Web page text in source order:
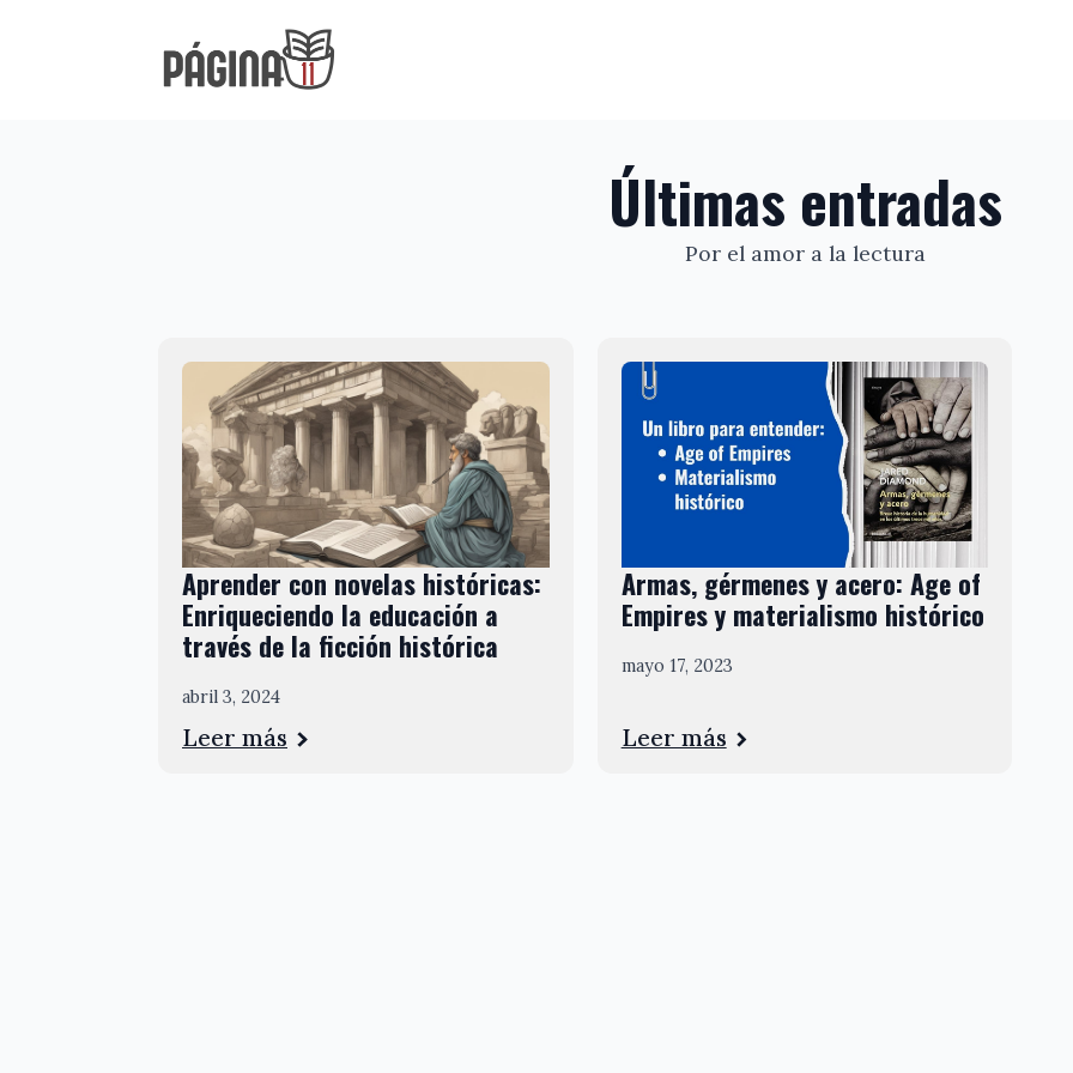
Últimas entradas
Por el amor a la lectura
Aprender con novelas históricas:
Enriqueciendo la educación a
través de la ficción histórica
abril 3, 2024
Leer más
Armas, gérmenes y acero: Age of
Empires y materialismo histórico
mayo 17, 2023
Leer más